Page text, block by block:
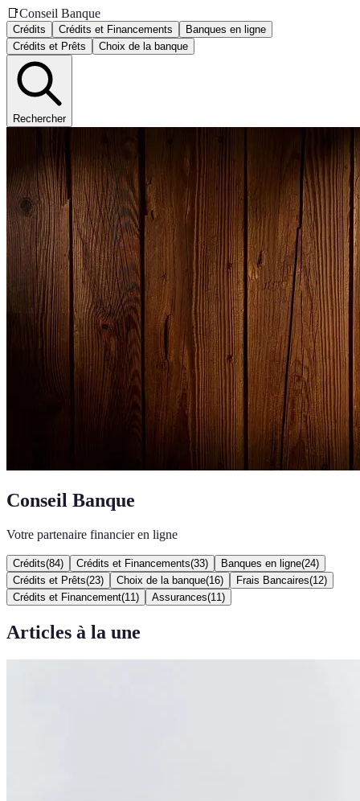
📑Conseil Banque
Crédits Crédits et Financements
Banques en ligne
Crédits et Prêts
Choix de la banque
Rechercher
Conseil Banque
Votre partenaire financier en ligne
Crédits(84) Crédits et Financements(33) Banques en ligne(24)
Crédits et Prêts(23) Choix de la banque(16) Frais Bancaires(12)
Crédits et Financement(11 ) Assurances(11 )
Articles à la une